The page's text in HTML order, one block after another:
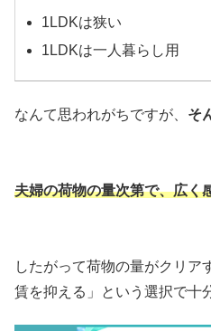
1LDKは狭い
1LDKは一人暮らし用
なんて思われがちですが、 そ
夫婦の荷物の量次第で、広く
したがって荷物の量がクリア
賃を抑える」という選択で十